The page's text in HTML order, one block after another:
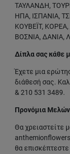
ΤΑΥΛΑΝΔΗ,
ΗΠΑ, ΙΣΠΑΝΙΑ,
ΚΟΥΒΕΪΤ,
ΒΟΣΝΙΑ, ΔΑΝΙΑ,
Δίπλα σας κάθε
Έχετε μια
διάθεσή σας.
& 210 531 3489.
Προνόμια Μελών
Θα χρειαστείτε
θα